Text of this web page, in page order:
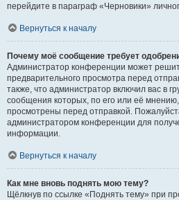
перейдите в параграф «Черновики»
Вернуться к началу
Почему моё сообщение требует
Администратор конференции может
предварительного просмотра перед
также, что администратор включил вас в
сообщения которых, по его или её
просмотрены перед отправкой.
администратором конференции для
информации.
Вернуться к началу
Как мне вновь поднять мою тему?
Щёлкнув по ссылке «Поднять тему» при